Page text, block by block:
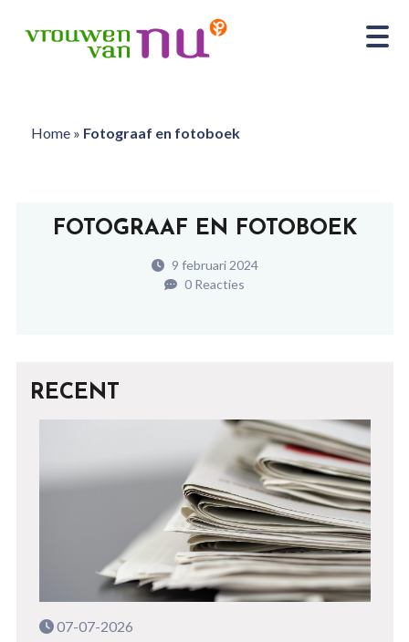
Home» Fotograaf en fotoboek
FOTOGRAAF EN FOTOBOEK
9 februari 2024
0 Reacties
RECENT
07-07-2026